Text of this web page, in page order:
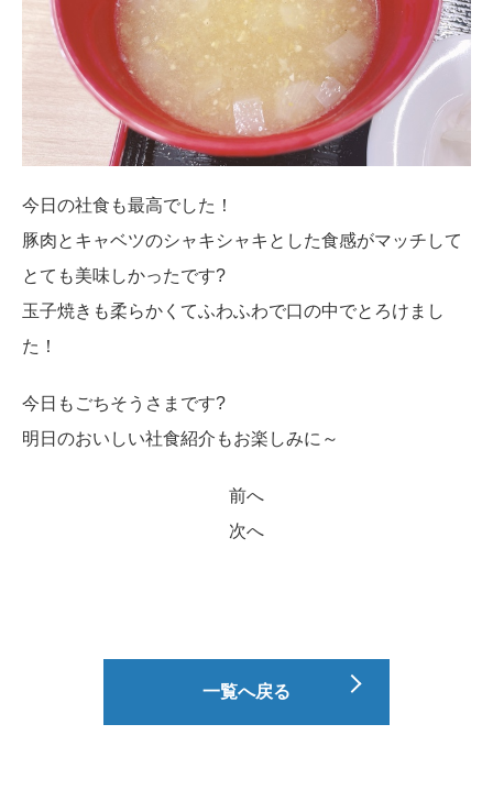
今日の社食も最高でした！
豚肉とキャベツのシャキシャキとした食感がマッチして
とても美味しかったです?
玉子焼きも柔らかくてふわふわで口の中でとろけまし
た！
今日もごちそうさまです?
明日のおいしい社食紹介もお楽しみに～
前へ
次へ
一覧へ戻る